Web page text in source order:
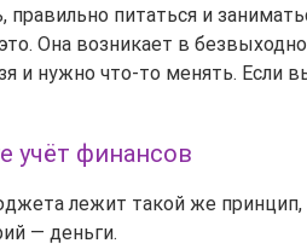
правильно питаться и
Она возникает в
и нужно что-то менять. Если
учёт финансов
лежит такой же принцип,
— деньги.